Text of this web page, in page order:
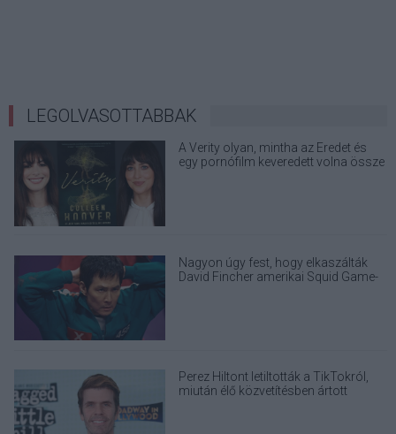
LEGOLVASOTTABBAK
A Verity olyan, mintha az Eredet és
egy pornófilm keveredett volna össze
Nagyon úgy fest, hogy elkaszálták
David Fincher amerikai Squid Game-
Perez Hiltont letiltották a TikTokról,
miután élő közvetítésben ártott